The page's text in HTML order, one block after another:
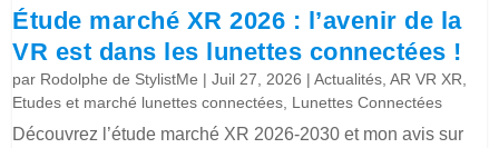
Étude marché XR 2026 : l’avenir de la
VR est dans les lunettes connectées !
par Rodolphe de StylistMe |Juil 27, 2026 |Actualités ,AR VR XR
Etudes et marché lunettes connectées Lunettes Connectées
Découvrez l’étude marché XR 2026-2030 et mon avis sur